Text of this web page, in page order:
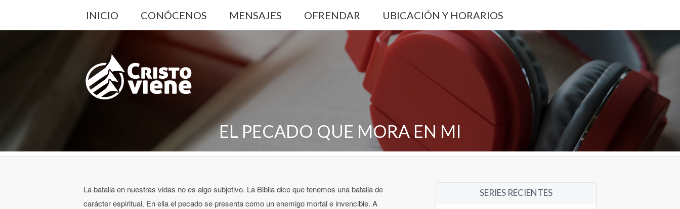
INICIO CONÓCENOS MENSAJES OFRENDAR UBICACIÓN Y HORARIOS
EL PECADO QUE MORA EN MI
La batalla en nuestras vidas no es algo subjetivo. La Biblia dice que tenemos una batalla de
carácter espiritual. En ella el pecado se presenta como un enemigo mortal e invencible. A
SERIES RECIENTES